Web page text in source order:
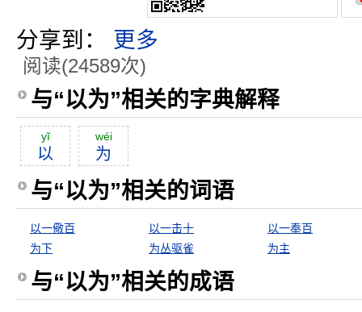
分享到： 更多
阅读(24589次)
与“以为”相关的字典解释
yĭ
以
wéi
为
与“以为”相关的词语
以一儆百 以一击十
以一奉百
为下
为丛驱雀 为主
与“以为”相关的成语